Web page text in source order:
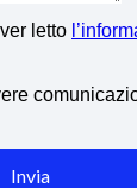
letto
Invia